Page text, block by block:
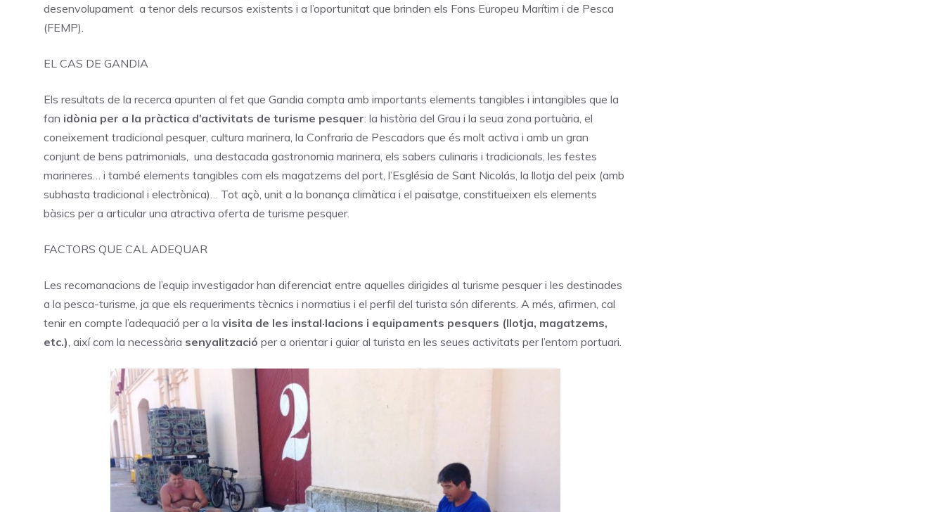
desenvolupament a tenor dels recursos existents i a l’oportunitat que brinden els Fons Europeu Marítim i de Pesca
(FEMP).
EL CAS DE GANDIA
Els resultats de la recerca apunten al fet que Gandia compta amb importants elements tangibles i intangibles que la
fan idònia per a la pràctica d’activitats de turisme pesquer: la història del Grau i la seua zona portuària, el
coneixement tradicional pesquer, cultura marinera, la Confraria de Pescadors que és molt activa i amb un gran
conjunt de bens patrimonials, una destacada gastronomia marinera, els sabers culinaris i tradicionals, les festes
marineres… i també elements tangibles com els magatzems del port, l’Església de Sant Nicolás, la llotja del peix (amb
subhasta tradicional i electrònica)… Tot açò, unit a la bonança climàtica i el paisatge, constitueixen els elements
bàsics per a articular una atractiva oferta de turisme pesquer.
FACTORS QUE CAL ADEQUAR
Les recomanacions de l’equip investigador han diferenciat entre aquelles dirigides al turisme pesquer i les destinades
a la pesca-turisme, ja que els requeriments tècnics i normatius i el perfil del turista són diferents. A més, afirmen, cal
tenir en compte l’adequació per a la visita de les instal·lacions i equipaments pesquers (llotja, magatzems,
etc.), així com la necessària senyalització per a orientar i guiar al turista en les seues activitats per l’entorn portuari.